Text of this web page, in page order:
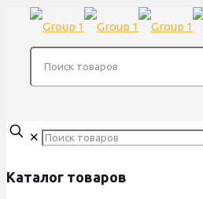
✕
Каталог товаров